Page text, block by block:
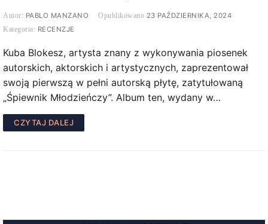
PABLO MANZANO
23 PAŹDZIERNIKA, 2024
RECENZJE
Kuba Blokesz, artysta znany z wykonywania piosenek
autorskich, aktorskich i artystycznych, zaprezentował
swoją pierwszą w pełni autorską płytę, zatytułowaną
„Śpiewnik Młodzieńczy”. Album ten, wydany w…
CZYTAJ DALEJ